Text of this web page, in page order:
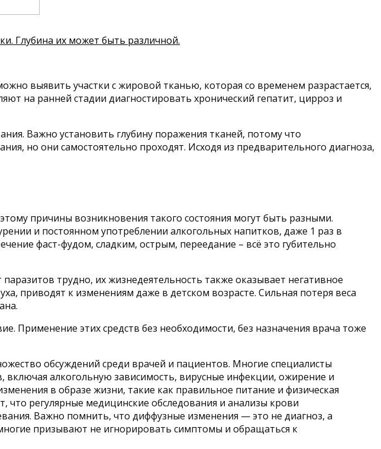
Глубина их может быть различной.
выявить участки с жировой тканью, которая со временем разрастается,
на ранней стадии диагностировать хронический гепатит, цирроз и
Важно установить глубину поражения тканей, потому что
но они самостоятельно проходят. Исходя из предварительного диагноза,
причины возникновения такого состояния могут быть разными.
и постоянном употреблении алкогольных напитков, даже 1 раз в
фаст-фудом, сладким, острым, переедание – всё это губительно
трудно, их жизнедеятельность также оказывает негативное
приводят к изменениям даже в детском возрасте. Сильная потеря веса
Применение этих средств без необходимости, без назначения врача тоже
обсуждений среди врачей и пациентов. Многие специалисты
алкогольную зависимость, вирусные инфекции, ожирение и
в образе жизни, такие как правильное питание и физическая
регулярные медицинские обследования и анализы крови
Важно помнить, что диффузные изменения — это не диагноз, а
призывают не игнорировать симптомы и обращаться к